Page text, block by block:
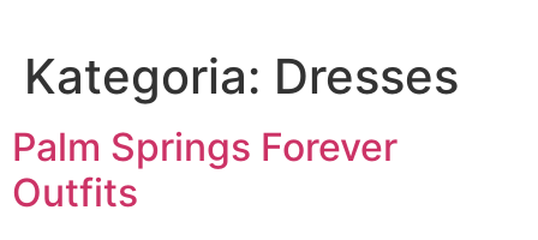
Kategoria: Dresses
Palm Springs Forever
Outfits